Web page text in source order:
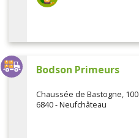
Bodson Primeurs
Chaussée de Bastogne, 100
6840 - Neufchâteau